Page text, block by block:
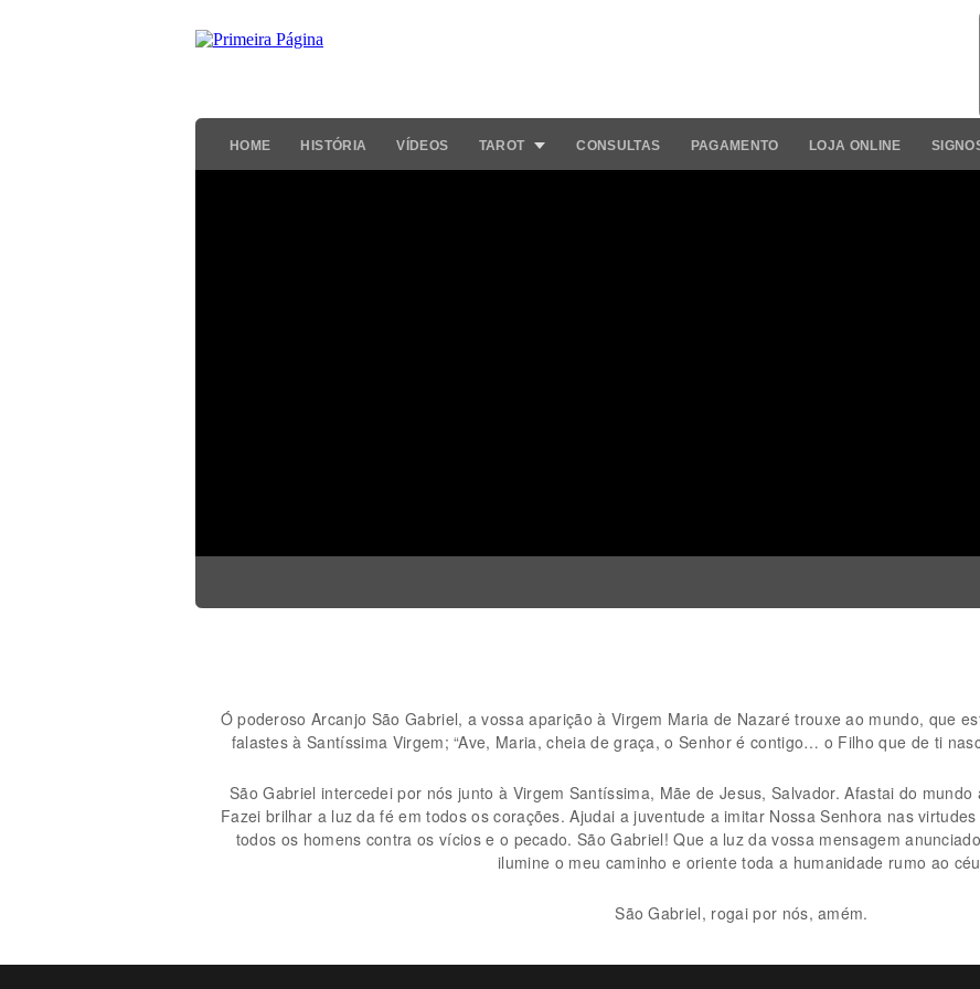
HOME HISTÓRIA VÍDEOS TAROT CONSULTAS PAGAMENTO LOJA ONLINE
Ó poderoso Arcanjo São Gabriel, a vossa aparição à Virgem Maria de Nazaré trouxe ao mundo, que
falastes à Santíssima Virgem; “Ave, Maria, cheia de graça, o Senhor é contigo… o Filho que de ti
São Gabriel intercedei por nós junto à Virgem Santíssima, Mãe de Jesus, Salvador. Afastai do
Fazei brilhar a luz da fé em todos os corações. Ajudai a juventude a imitar Nossa Senhora nas
todos os homens contra os vícios e o pecado. São Gabriel! Que a luz da vossa mensagem
ilumine o meu caminho e oriente toda a humanidade rumo ao
São Gabriel, rogai por nós, amém.